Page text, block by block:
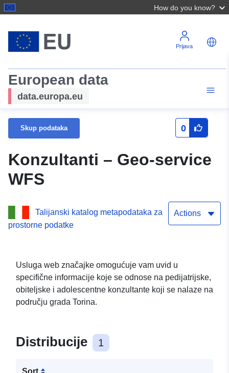
How do you know?
Prijava
European data
data.europa.eu
Skup podataka 0
Konzultanti – Geo-service
WFS
Talijanski katalog metapodataka za
prostorne podatke
Actions
Usluga web značajke omogućuje vam uvid u
specifične informacije koje se odnose na pedijatrijske,
obiteljske i adolescentne konzultante koji se nalaze na
području grada Torina.
Distribucije 1